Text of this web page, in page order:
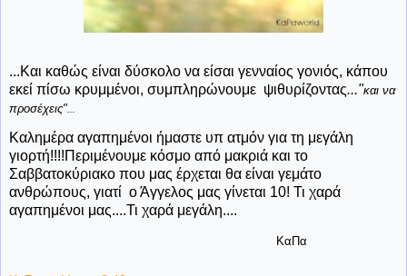
...Και καθώς είναι δύσκολο να είσαι γενναίος γονιός, κάπου
εκεί πίσω κρυμμένοι, συμπληρώνουμε ψιθυρίζοντας..."και να
προσέχεις"
Καλημέρα αγαπημένοι ήμαστε υπ ατμόν για τη μεγάλη
γιορτή!!!!Περιμένουμε κόσμο από μακριά και το
Σαββατοκύριακο που μας έρχεται θα είναι γεμάτο
ανθρώπους, γιατί ο Άγγελος μας γίνεται 10! Τι χαρά
αγαπημένοι μας....Τι χαρά μεγάλη....
ΚαΠα